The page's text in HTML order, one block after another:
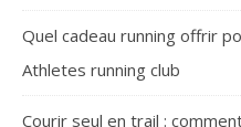
Quel cadeau running offrir
Athletes running club
Courir seul en trail :